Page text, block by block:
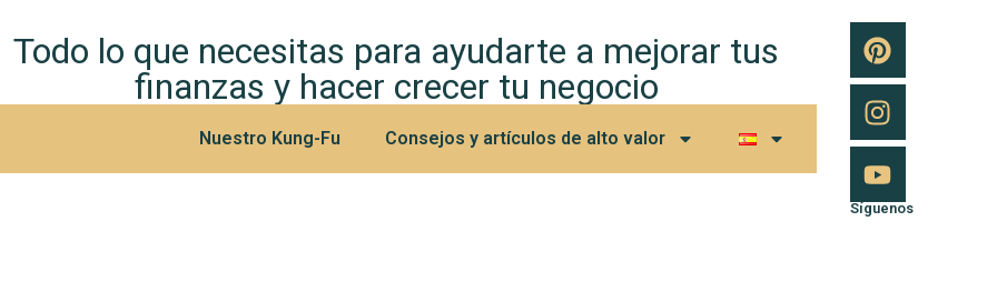
Todo lo que necesitas para ayudarte a mejorar tus
finanzas y hacer crecer tu negocio
Nuestro Kung-Fu Consejos y artículos de alto valor
Síguenos